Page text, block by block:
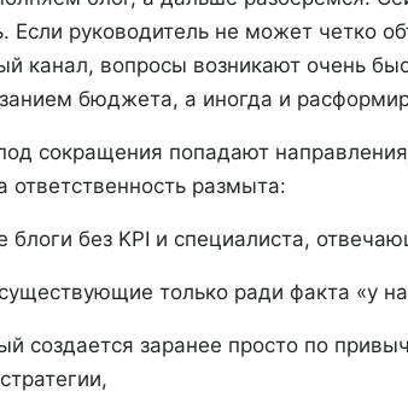
Если руководитель не может четко
канал, вопросы возникают очень
бюджета, а иногда и
сокращения попадают
размыта:
блоги без KPI и специалиста,
только ради факта «у
создается заранее просто по